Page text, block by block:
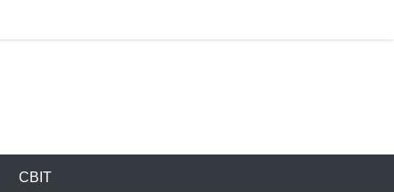
СВІТ